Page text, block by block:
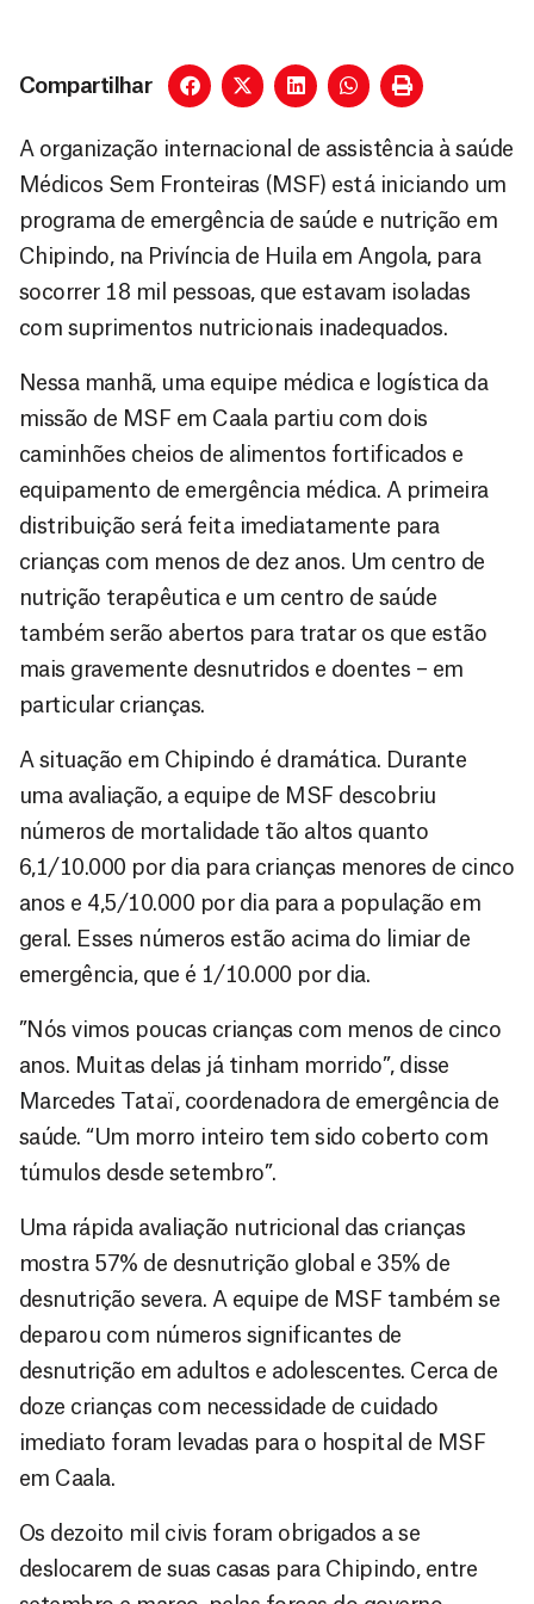
Compartilhar
A organização internacional de assistência à saúde
Médicos Sem Fronteiras (MSF) está iniciando um
programa de emergência de saúde e nutrição em
Chipindo, na Privíncia de Huila em Angola, para
socorrer 18 mil pessoas, que estavam isoladas
com suprimentos nutricionais inadequados.
Nessa manhã, uma equipe médica e logística da
missão de MSF em Caala partiu com dois
caminhões cheios de alimentos fortificados e
equipamento de emergência médica. A primeira
distribuição será feita imediatamente para
crianças com menos de dez anos. Um centro de
nutrição terapêutica e um centro de saúde
também serão abertos para tratar os que estão
mais gravemente desnutridos e doentes – em
particular crianças.
A situação em Chipindo é dramática. Durante
uma avaliação, a equipe de MSF descobriu
números de mortalidade tão altos quanto
6,1/10.000 por dia para crianças menores de cinco
anos e 4,5/10.000 por dia para a população em
geral. Esses números estão acima do limiar de
emergência, que é 1/10.000 por dia.
”Nós vimos poucas crianças com menos de cinco
anos. Muitas delas já tinham morrido”, disse
Marcedes Tataï, coordenadora de emergência de
saúde. “Um morro inteiro tem sido coberto com
túmulos desde setembro”.
Uma rápida avaliação nutricional das crianças
mostra 57% de desnutrição global e 35% de
desnutrição severa. A equipe de MSF também se
deparou com números significantes de
desnutrição em adultos e adolescentes. Cerca de
doze crianças com necessidade de cuidado
imediato foram levadas para o hospital de MSF
em Caala.
Os dezoito mil civis foram obrigados a se
deslocarem de suas casas para Chipindo, entre